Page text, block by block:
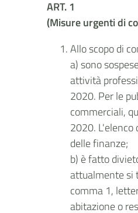
ART. 1
(Misure urgenti di
Allo scopo di
a) sono
attività
2020. Per le
commerciali,
2020.
delle finanze;
b) è fatto
attualmente si
comma 1,
abitazione o